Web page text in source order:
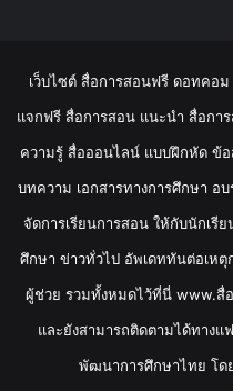
เว็บไซต์ สื่อการสอนฟรี ดอทคอม
แจกฟรี สื่อการสอน แนะนำ สื่อกา
ความรู้ สื่อออนไลน์ แบบฝึกหัด ข้อ
บทความ เอกสารทางการศึกษา อ
จัดการเรียนการสอน ให้กับนักเรี
ศึกษา ข่าวทั่วไป อัพเดททันต่อเห
ผู้ช่วย รวมทั้งหมดไว้ที่นี่ www.สื่
และยังสามารถติดตามได้ทางแ
พัฒนาการศึกษาไทย โด